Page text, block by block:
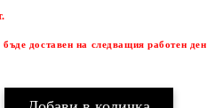
доставен на следващия работен ден